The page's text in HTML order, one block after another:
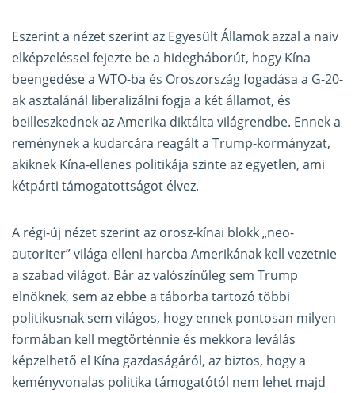
Eszerint a nézet szerint az Egyesült Államok azzal a naiv
elképzeléssel fejezte be a hidegháborút, hogy Kína
beengedése a WTO-ba és Oroszország fogadása a G-20-
ak asztalánál liberalizálni fogja a két államot, és
beilleszkednek az Amerika diktálta világrendbe. Ennek a
reménynek a kudarcára reagált a Trump-kormányzat,
akiknek Kína-ellenes politikája szinte az egyetlen, ami
kétpárti támogatottságot élvez.
A régi-új nézet szerint az orosz-kínai blokk „neo-
autoriter” világa elleni harcba Amerikának kell vezetnie
a szabad világot. Bár az valószínűleg sem Trump
elnöknek, sem az ebbe a táborba tartozó többi
politikusnak sem világos, hogy ennek pontosan milyen
formában kell megtörténnie és mekkora leválás
képzelhető el Kína gazdaságáról, az biztos, hogy a
keményvonalas politika támogatótól nem lehet majd